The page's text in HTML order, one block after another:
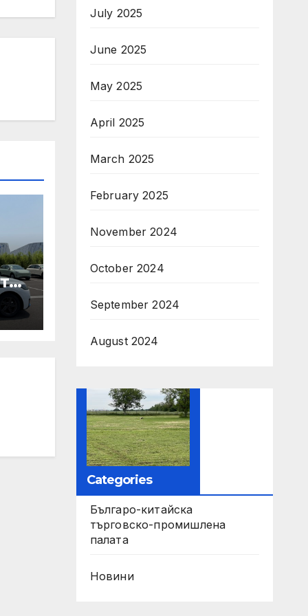
July 2025
June 2025
May 2025
April 2025
March 2025
February 2025
November 2024
October 2024
September 2024
August 2024
Categories
Българо-китайска
търговско-промишлена
палата
Новини